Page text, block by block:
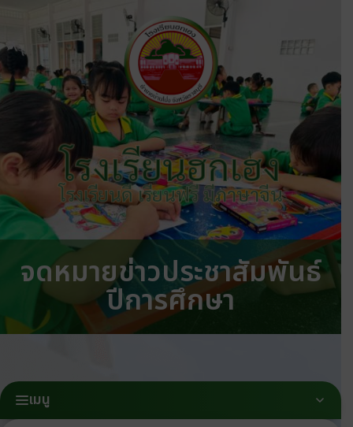
โรงเรียนฮกเฮง
โรงเรียนดี เรียนฟรี มีภาษาจีน
จดหมายข่าวประชาสัมพันธ์
ปีการศึกษา
เมนู